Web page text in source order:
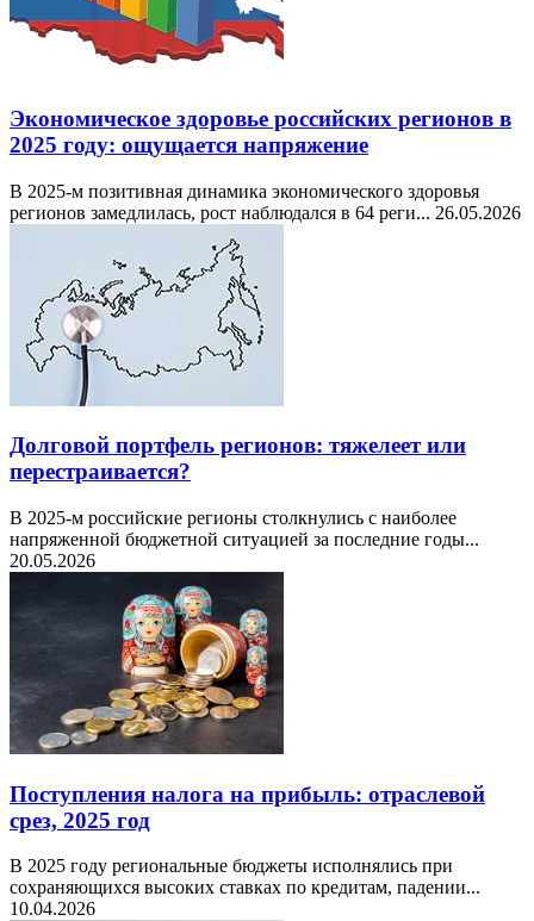
Экономическое здоровье российских регионов в
2025 году: ощущается напряжение
В 2025-м позитивная динамика экономического здоровья
регионов замедлилась, рост наблюдался в 64 реги... 26.05.2026
Долговой портфель регионов: тяжелеет или
перестраивается?
В 2025-м российские регионы столкнулись с наиболее
напряженной бюджетной ситуацией за последние годы...
20.05.2026
Поступления налога на прибыль: отраслевой
срез, 2025 год
В 2025 году региональные бюджеты исполнялись при
сохраняющихся высоких ставках по кредитам, падении...
10.04.2026